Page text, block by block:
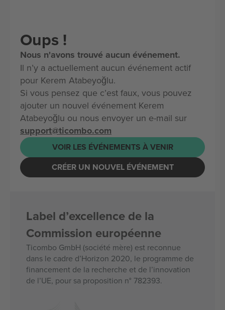
Oups !
Nous n'avons trouvé aucun événement.
Il n’y a actuellement aucun événement actif
pour Kerem Atabeyoğlu.
Si vous pensez que c’est faux, vous pouvez
ajouter un nouvel événement Kerem
Atabeyoğlu ou nous envoyer un e-mail sur
support@ticombo.com
VOIR LES ÉVÉNEMENTS À VENIR
CRÉER UN NOUVEL ÉVÉNEMENT
Label d’excellence de la
Commission européenne
Ticombo GmbH (société mère) est reconnue
dans le cadre d’Horizon 2020, le programme de
financement de la recherche et de l’innovation
de l’UE, pour sa proposition n° 782393.